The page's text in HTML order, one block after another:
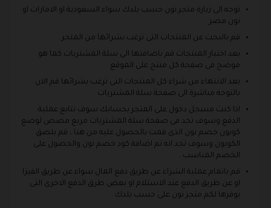
توجه الى زيارة متجر نون حسب بلدك سواء السعودية او الامارات او
نون مصر .
قم بالبحث عن المنتجات التى ترغب بشرائها من المتجر .
بعد اختيار المنتجات قم باضافتها الى سلة المشتريات كما هو
موضح فى صفحة كل منتج على الموقع .
بعد الانتهاء من شراء كل المنتجات التى ترغب بشرائها قم الان
بالتوجه مباشرة الى صفحة سلة المشتريات .
اذا كنت مسجل دخول على المتجر بحسابك سوف تتابع عملية
الدفع وسوف تجد فى صفحة سلة المشتريات مربع مصص لوضع
كوبون خصم نون الذى قمت بالحصول عليه من هنا ، قم بلصق
الكوبون وسوف تجد انه تم اضافة كود خصم نون والحصول على
الخصم المناسب .
قم باتمام عملية الشراء عن طريق دفع المال سواء عن طريق الفيزا
او عن طريق الدفع عند الاستلام او بعض طرق الدفع الاخرى التى
يوفرها لكم متجر نون على حسب بلدك .